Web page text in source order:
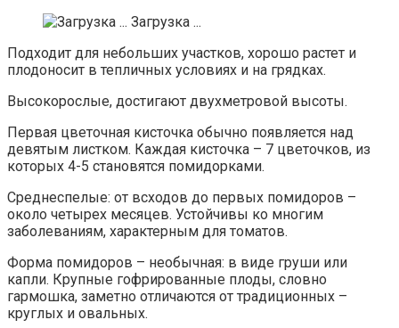
Загрузка ...
Подходит для небольших участков, хорошо растет и
плодоносит в тепличных условиях и на грядках.
Высокорослые, достигают двухметровой высоты.
Первая цветочная кисточка обычно появляется над
девятым листком. Каждая кисточка – 7 цветочков, из
которых 4-5 становятся помидорками.
Среднеспелые: от всходов до первых помидоров –
около четырех месяцев. Устойчивы ко многим
заболеваниям, характерным для томатов.
Форма помидоров – необычная: в виде груши или
капли. Крупные гофрированные плоды, словно
гармошка, заметно отличаются от традиционных –
круглых и овальных.